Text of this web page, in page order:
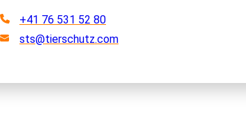
+41 76 531 52 80
sts@tierschutz.com